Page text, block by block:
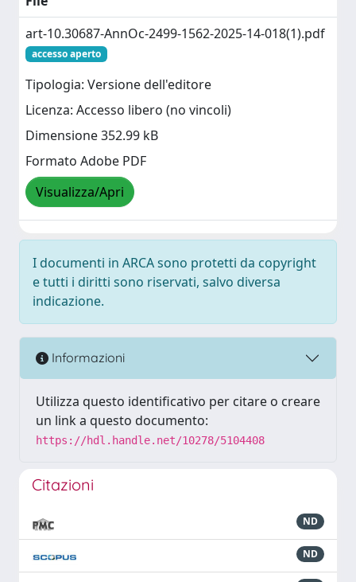
art-10.30687-AnnOc-2499-1562-2025-14-018(1).pdf
accesso aperto
Tipologia: Versione dell'editore
Licenza: Accesso libero (no vincoli)
Dimensione 352.99 kB
Formato Adobe PDF
Visualizza/Apri
I documenti in ARCA sono protetti da copyright
e tutti i diritti sono riservati, salvo diversa
indicazione.
Informazioni
Utilizza questo identificativo per citare o creare
un link a questo documento:
https://hdl.handle.net/10278/5104408
Citazioni
ND
ND